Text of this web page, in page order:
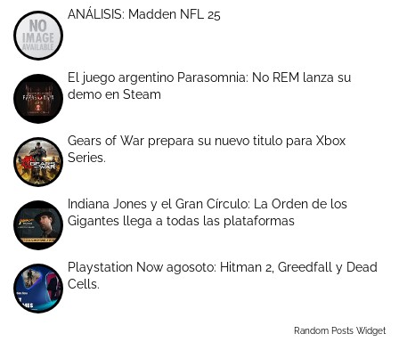
ANÁLISIS: Madden NFL 25
El juego argentino Parasomnia: No REM lanza su
demo en Steam
Gears of War prepara su nuevo titulo para Xbox
Series.
Indiana Jones y el Gran Círculo: La Orden de los
Gigantes llega a todas las plataformas
Playstation Now agosoto: Hitman 2, Greedfall y Dead
Cells.
Random Posts Widget